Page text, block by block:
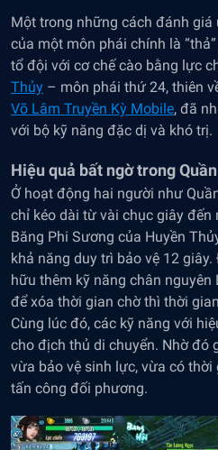
Một trong những cách đánh giá
của một môn phái chính là
tổ đội với cơ chế cào bằng lực
Thủy – môn phái thứ 24, thiên
Võ Lâm Truyền Kỳ Mobile, đã
với bộ kỹ năng đặc dị và khó trị.
Hiệu quả bất ngờ trong
Ở hoạt động hai người như
chỉ kéo dài từ vài chục giây đến
Băng Phi Sương của Huyền
khả năng duy trì bảo vệ 12
hữu thêm kỹ năng chân nguyên
để xóa thời gian chờ thì thời
Cùng lúc đó, các kỹ năng với
cho địch thủ di chuyển. Nhờ đó
vừa bảo vệ sinh lực, vừa có
tấn công đối phương.